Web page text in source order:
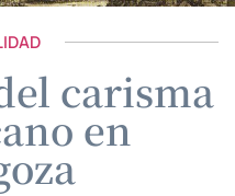
carisma
en